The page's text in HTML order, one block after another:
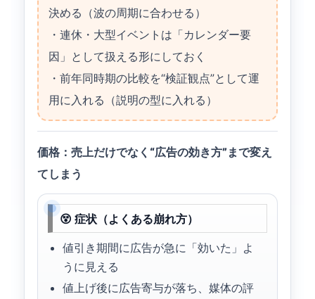
決める（波の周期に合わせる）
・連休・大型イベントは「カレンダー要
因」として扱える形にしておく
・前年同時期の比較を“検証観点”として運
用に入れる（説明の型に入れる）
価格：売上だけでなく“広告の効き方”まで変え
てしまう
😵 症状（よくある崩れ方）
値引き期間に広告が急に「効いた」よ
うに見える
値上げ後に広告寄与が落ち、媒体の評